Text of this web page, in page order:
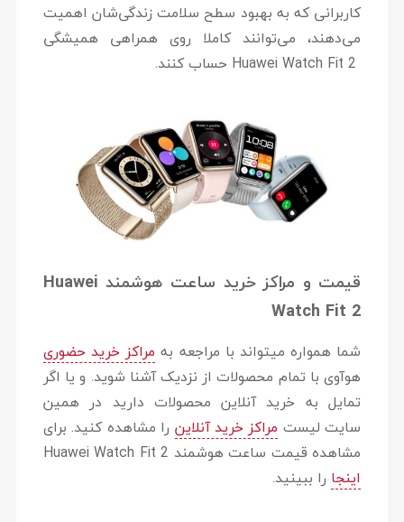
کاربرانی که به بهبود سطح سلامت زندگی‌شان اهمیت
می‌دهند، می‌توانند کاملا روی همراهی همیشگی
قیمت و مراکز خرید ساعت هوشمند Huawei
Watch Fit 2
شما همواره میتواند با مراجعه به مراکز خرید حضوری
هوآوی با تمام محصولات از نزدیک آشنا شوید. و یا اگر
تمایل به خرید آنلاین محصولات دارید در همین
سایت لیست مراکز خرید آنلاین را مشاهده کنید. برای
مشاهده قیمت ساعت هوشمند Huawei Watch Fit 2
اینجا را ببینید.